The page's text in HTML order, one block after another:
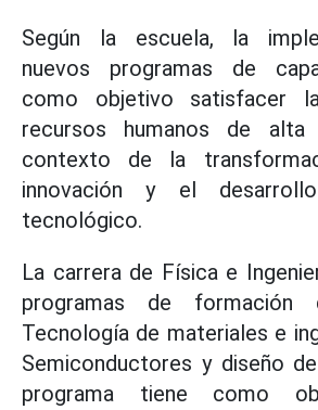
Según la escuela, la
nuevos programas de
como objetivo satisfacer
recursos humanos de
contexto de la
innovación y el
tecnológico.
La carrera de Física e
programas de formación
Tecnología de materiales e
Semiconductores y diseño
programa tiene como